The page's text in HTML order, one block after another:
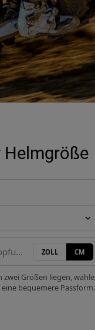
ZOLL CM
zwei Größen liegen,
bequemere Passform.